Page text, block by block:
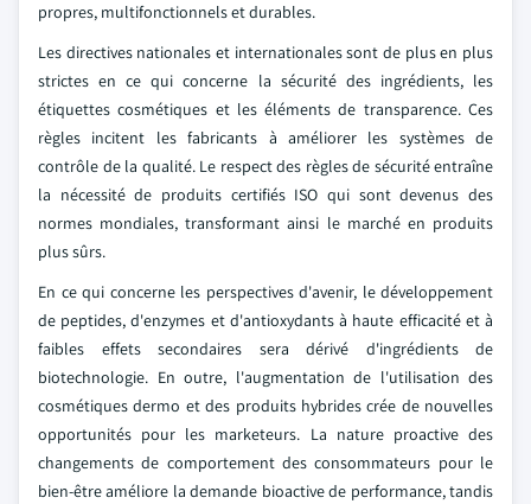
propres, multifonctionnels et durables.
Les directives nationales et internationales sont de plus en plus
strictes en ce qui concerne la sécurité des ingrédients, les
étiquettes cosmétiques et les éléments de transparence. Ces
règles incitent les fabricants à améliorer les systèmes de
contrôle de la qualité. Le respect des règles de sécurité entraîne
la nécessité de produits certifiés ISO qui sont devenus des
normes mondiales, transformant ainsi le marché en produits
plus sûrs.
En ce qui concerne les perspectives d'avenir, le développement
de peptides, d'enzymes et d'antioxydants à haute efficacité et à
faibles effets secondaires sera dérivé d'ingrédients de
biotechnologie. En outre, l'augmentation de l'utilisation des
cosmétiques dermo et des produits hybrides crée de nouvelles
opportunités pour les marketeurs. La nature proactive des
changements de comportement des consommateurs pour le
bien-être améliore la demande bioactive de performance, tandis